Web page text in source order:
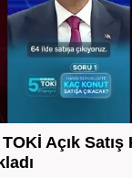
Açık Satış